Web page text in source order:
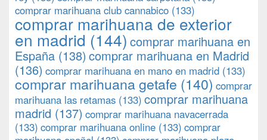
comprar marihuana club cannabico (133)
comprar marihuana de exterior
en madrid (144) comprar marihuana en
España (138) comprar marihuana en Madrid
(136) comprar marihuana en mano en madrid (133)
comprar marihuana getafe (140) comprar
marihuana las retamas (133) comprar marihuana
madrid (137) comprar marihuana navacerrada
(133) comprar marihuana online (133) comprar